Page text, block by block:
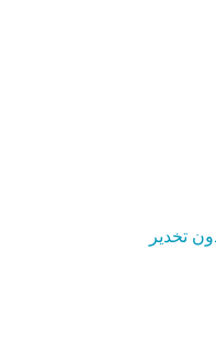
تخدیر